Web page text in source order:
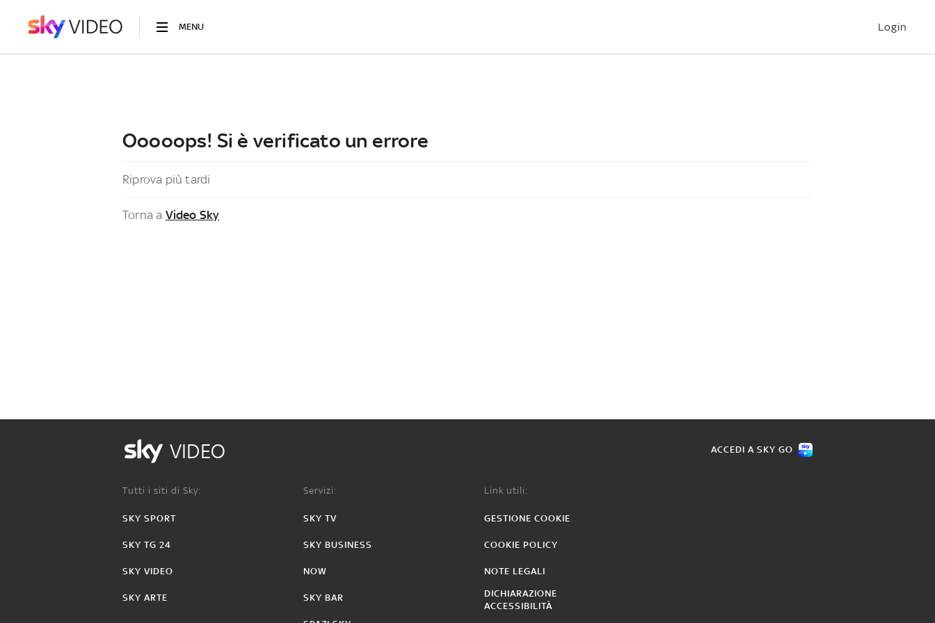
MENU Login
Ooooops! Si è verificato un errore
Riprova più tardi
Torna a Video Sky
VIDEO ACCEDI A SKY GO
Tutti i siti di Sky:
SKY SPORT
SKY TG 24
SKY VIDEO
SKY ARTE
Servizi:
SKY TV
SKY BUSINESS
NOW
SKY BAR
Link utili:
GESTIONE COOKIE
COOKIE POLICY
NOTE LEGALI
DICHIARAZIONE
ACCESSIBILITÀ